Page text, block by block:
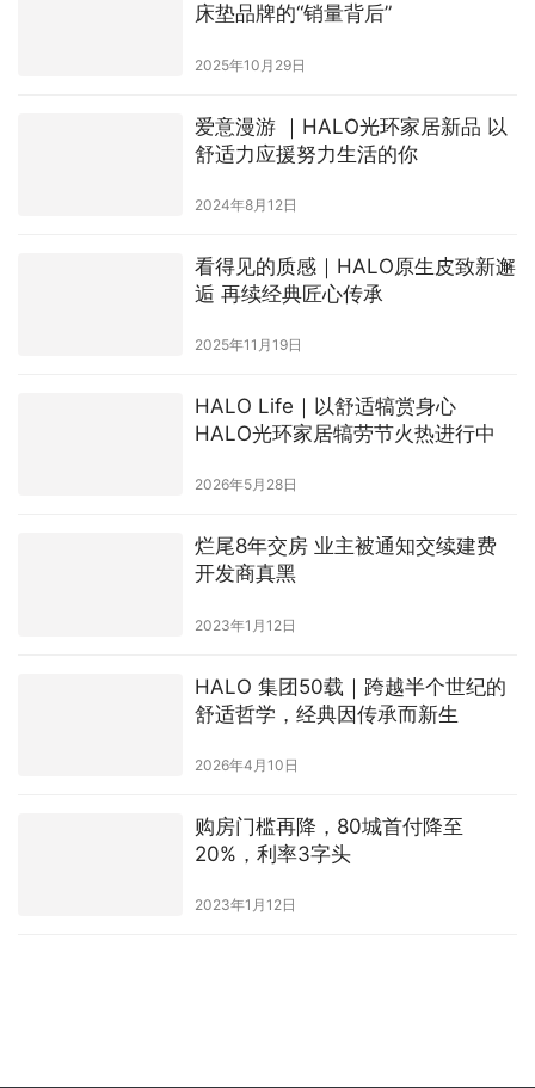
床垫品牌的“销量背后”
2025年10月29日
爱意漫游 ｜HALO光环家居新品 以
舒适力应援努力生活的你
2024年8月12日
看得见的质感｜HALO原生皮致新邂
逅 再续经典匠心传承
2025年11月19日
HALO Life｜以舒适犒赏身心
HALO光环家居犒劳节火热进行中
2026年5月28日
烂尾8年交房 业主被通知交续建费
开发商真黑
2023年1月12日
HALO 集团50载｜跨越半个世纪的
舒适哲学，经典因传承而新生
2026年4月10日
购房门槛再降，80城首付降至
20%，利率3字头
2023年1月12日